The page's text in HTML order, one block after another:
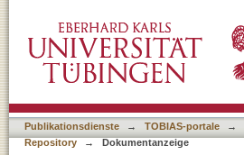
Publikationsdienste → TOBIAS-portale →
Repository
→ Dokumentanzeige